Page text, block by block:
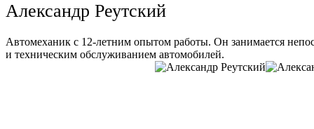
Александр Реутский
Автомеханик с 12-летним опытом работы. Он занимается
и техническим обслуживанием автомобилей.